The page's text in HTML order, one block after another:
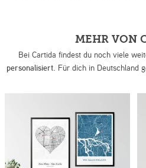
MEHR VON
Bei Cartida findest du noch viele
personalisiert. Für dich in Deutschland